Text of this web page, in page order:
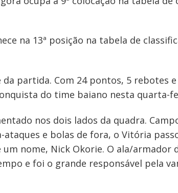
na 13ª posição na tabela de
partida. Com 24 pontos, 5 rebotes
do time baiano nesta quarta-
nos dois lados da quadra.
e bolas de fora, o Vitória
um nome, Nick Okorie. O ala/
e foi o grande responsável pela